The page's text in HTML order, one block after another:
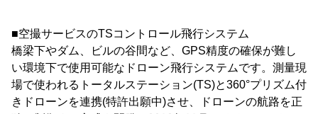
■空撮サービスのTSコントロール飛行システム
橋梁下やダム、ビルの谷間など、GPS精度の確保が難し
い環境下で使用可能なドローン飛行システムです。測量現
場で使われるトータルステーション(TS)と360°プリズム付
きドローンを連携(特許出願中)させ、ドローンの航路を正